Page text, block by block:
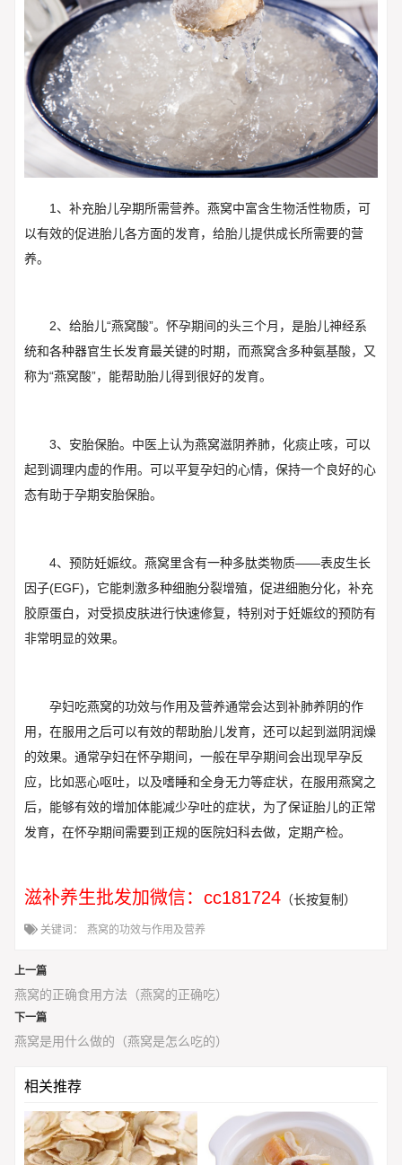
1、补充胎儿孕期所需营养。燕窝中富含生物活性物质，可
以有效的促进胎儿各方面的发育，给胎儿提供成长所需要的营
养。
2、给胎儿“燕窝酸”。怀孕期间的头三个月，是胎儿神经系
统和各种器官生长发育最关键的时期，而燕窝含多种氨基酸，又
称为“燕窝酸”，能帮助胎儿得到很好的发育。
3、安胎保胎。中医上认为燕窝滋阴养肺，化痰止咳，可以
起到调理内虚的作用。可以平复孕妇的心情，保持一个良好的心
态有助于孕期安胎保胎。
4、预防妊娠纹。燕窝里含有一种多肽类物质——表皮生长
因子(EGF)，它能刺激多种细胞分裂增殖，促进细胞分化，补充
胶原蛋白，对受损皮肤进行快速修复，特别对于妊娠纹的预防有
非常明显的效果。
孕妇吃燕窝的功效与作用及营养通常会达到补肺养阴的作
用，在服用之后可以有效的帮助胎儿发育，还可以起到滋阴润燥
的效果。通常孕妇在怀孕期间，一般在早孕期间会出现早孕反
应，比如恶心呕吐，以及嗜睡和全身无力等症状，在服用燕窝之
后，能够有效的增加体能减少孕吐的症状，为了保证胎儿的正常
发育，在怀孕期间需要到正规的医院妇科去做，定期产检。
滋补养生批发加微信：cc181724（长按复制）
关键词： 燕窝的功效与作用及营养
上一篇
燕窝的正确食用方法（燕窝的正确吃）
下一篇
燕窝是用什么做的（燕窝是怎么吃的）
相关推荐